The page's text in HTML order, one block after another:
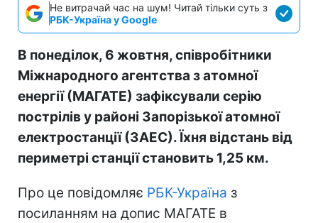
Не витрачай час на шум! Читай тільки суть з
РБК-Україна у Google
В понеділок, 6 жовтня, співробітники
Міжнародного агентства з атомної
енергії (МАГАТЕ) зафіксували серію
пострілів у районі Запорізької атомної
електростанції (ЗАЕС). Їхня відстань від
периметрі станції становить 1,25 км.
Про це повідомляє РБК-Україна з
посиланням на допис МАГАТЕ в